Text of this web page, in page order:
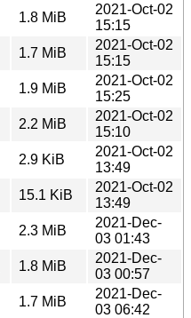
1.8 MiB
2021-Oct-02
15:15
1.7 MiB
2021-Oct-02
15:15
1.9 MiB
2021-Oct-02
15:25
2.2 MiB
2021-Oct-02
15:10
2.9 KiB
2021-Oct-02
13:49
15.1 KiB
2021-Oct-02
13:49
2.3 MiB
2021-Dec-
03 01:43
1.8 MiB
2021-Dec-
03 00:57
1.7 MiB
2021-Dec-
03 06:42